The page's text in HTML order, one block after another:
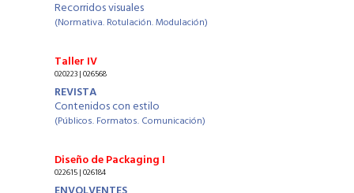
Recorridos visuales
(Normativa. Rotulación. Modulación)
Taller IV
020223 | 026568
REVISTA
Contenidos con estilo
(Públicos. Formatos. Comunicación)
Diseño de Packaging I
022615 | 026184